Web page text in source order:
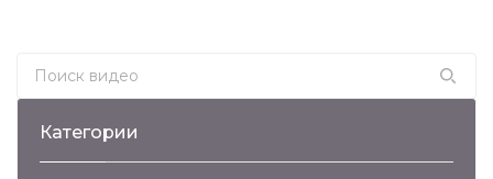
Search for:
Категории